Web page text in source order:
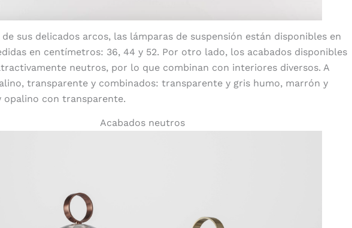
sus delicados arcos, las lámparas de suspensión están disponibles en
en centímetros: 36, 44 y 52. Por otro lado, los acabados disponibles
neutros, por lo que combinan con interiores diversos. A
transparente y combinados: transparente y gris humo, marrón y
opalino con transparente.
Acabados neutros